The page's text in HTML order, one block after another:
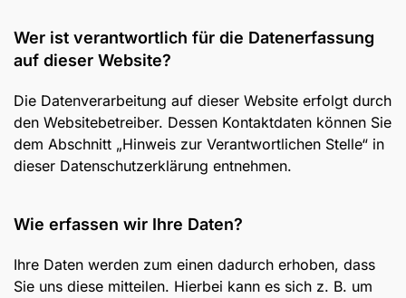
Wer ist verantwortlich für die Datenerfassung
auf dieser Website?
Die Datenverarbeitung auf dieser Website erfolgt durch
den Websitebetreiber. Dessen Kontaktdaten können Sie
dem Abschnitt „Hinweis zur Verantwortlichen Stelle“ in
dieser Datenschutzerklärung entnehmen.
Wie erfassen wir Ihre Daten?
Ihre Daten werden zum einen dadurch erhoben, dass
Sie uns diese mitteilen. Hierbei kann es sich z. B. um